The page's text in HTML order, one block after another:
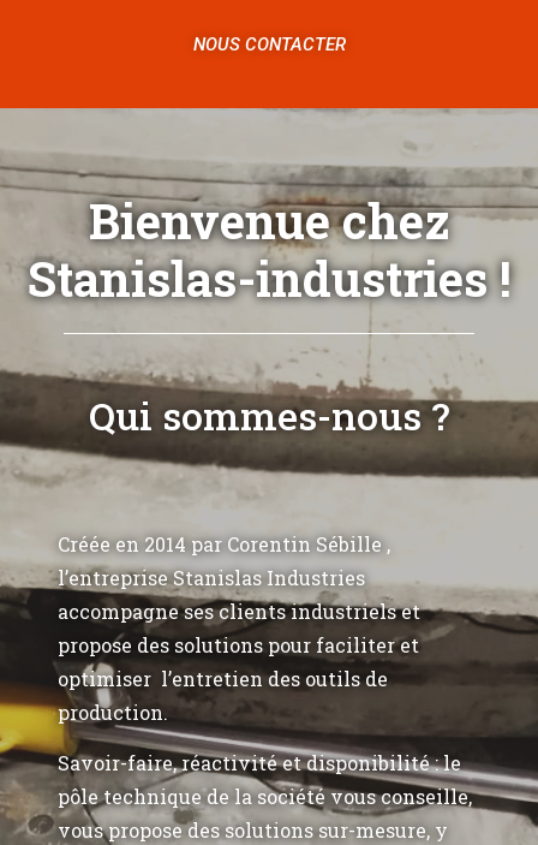
NOUS CONTACTER
Bienvenue chez
Stanislas-industries !
Qui sommes-nous ?
Créée en 2014 par Corentin Sébille ,
l’entreprise Stanislas Industries
accompagne ses clients industriels et
propose des solutions pour faciliter et
optimiser l’entretien des outils de
production.
Savoir-faire, réactivité et disponibilité : le
pôle technique de la société vous conseille,
vous propose des solutions sur-mesure, y